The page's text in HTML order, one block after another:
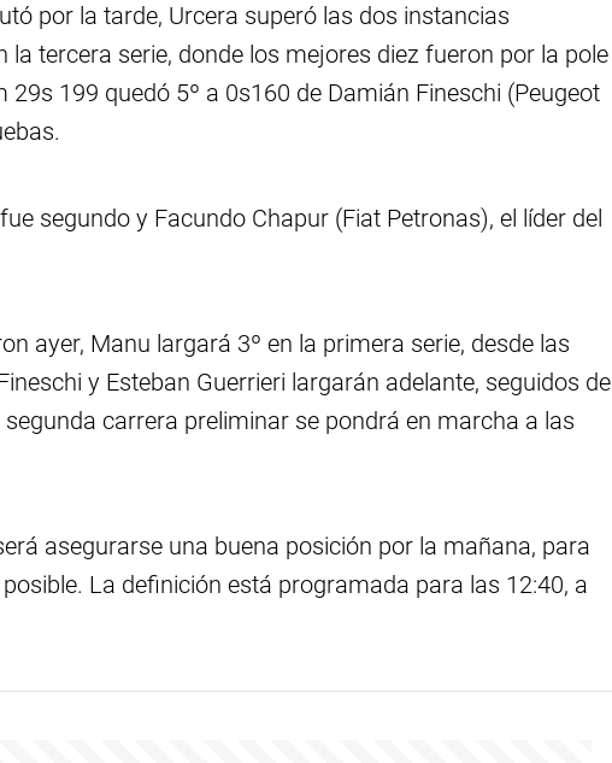
por la tarde, Urcera superó las dos instancias
la tercera serie, donde los mejores diez fueron por la pole
199 quedó 5º a 0s160 de Damián Fineschi (Peugeot
segundo y Facundo Chapur (Fiat Petronas), el líder del
ayer, Manu largará 3º en la primera serie, desde las
y Esteban Guerrieri largarán adelante, seguidos de
carrera preliminar se pondrá en marcha a las
asegurarse una buena posición por la mañana, para
La definición está programada para las 12:40, a